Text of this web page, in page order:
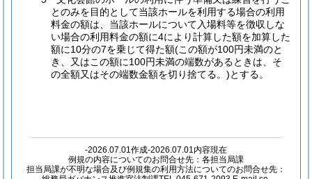
とのみを目的として当該ホールを利用する場合の利用
料金の額は、当該ホールについて入場料等を徴収しな
い場合の利用料金の額に4により計算した額を加算した
額に10分の7を乗じて得た額(この額が100円未満のと
き、又はこの額に100円未満の端数があるときは、そ
の全額又はその端数金額を切り捨てる。)とする。
-2026.07.01作成-2026.07.01内容現在
例規の内容についてのお問合せ先：各担当局課
担当局課が不明な場合及び例規集の利用方法についてのお問合せ先：